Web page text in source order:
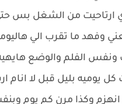
من الشغل بس
وفهد ما تقرب الي
ونفس الفلم والوضع
بليل قبل لا انام
وكذا مرن كم يوم